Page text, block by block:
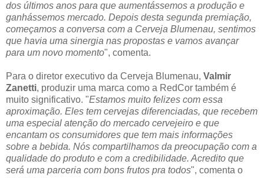
dos últimos anos para que aumentássemos a produção e
ganhássemos mercado. Depois desta segunda premiação,
começamos a conversa com a Cerveja Blumenau, sentimos
que havia uma sinergia nas propostas e vamos avançar
para um novo momento", comenta.
Para o diretor executivo da Cerveja Blumenau, Valmir
Zanetti, produzir uma marca como a RedCor também é
muito significativo. "Estamos muito felizes com essa
aproximação. Eles tem cervejas diferenciadas, que recebem
uma especial atenção do mercado cervejeiro e que
encantam os consumidores que tem mais informações
sobre a bebida. Nós compartilhamos da preocupação com a
qualidade do produto e com a credibilidade. Acredito que
será uma parceria com bons frutos pra todos", comenta o